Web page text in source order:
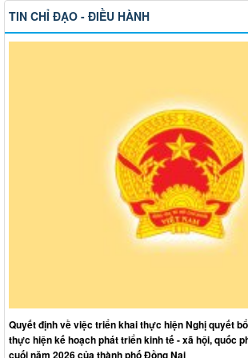
TIN CHỈ ĐẠO - ĐIỀU HÀNH
Quyết định về việc triển khai thực hiện Nghị quyết
thực hiện kế hoạch phát triển kinh tế - xã hội, quốc
cuối năm 2026 của thành phố Đồng Nai